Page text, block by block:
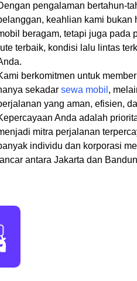
pengalaman bertahun-
keahlian kami bukan
beragam, tetapi juga pada
terbaik, kondisi lalu lintas
berkomitmen untuk
sekadar sewa mobil ,
yang aman, efisien,
Anda adalah
mitra perjalanan
individu dan korporasi
lancar antara Jakarta dan